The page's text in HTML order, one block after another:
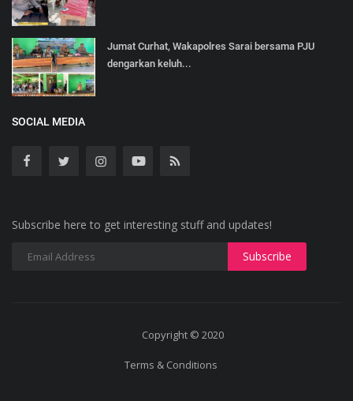
Jumat Curhat, Wakapolres Sarai bersama PJU
dengarkan keluh...
SOCIAL MEDIA
Subscribe here to get interesting stuff and updates!
Copyright © 2020
Terms & Conditions